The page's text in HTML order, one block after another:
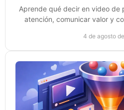
Aprende qué decir en video de
atención, comunicar valor y
4 de agosto